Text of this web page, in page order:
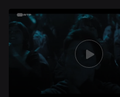
397302